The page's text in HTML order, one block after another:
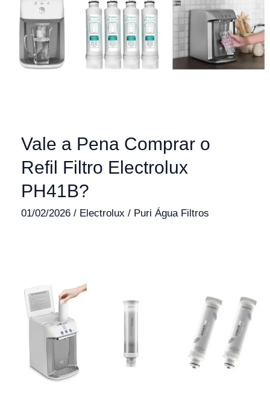
Vale a Pena Comprar o
Refil Filtro Electrolux
PH41B?
01/02/2026 / Electrolux / Puri Água Filtros